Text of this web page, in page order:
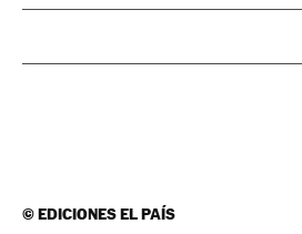
©EDICIONES EL PAÍS